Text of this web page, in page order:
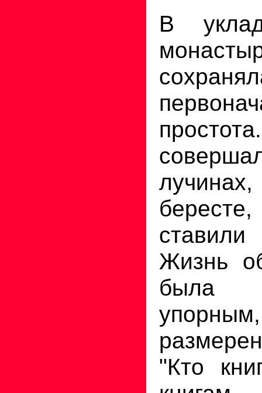
В
Жизнь
была
упорным,
"Кто